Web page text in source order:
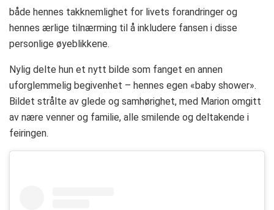
både hennes takknemlighet for livets forandringer og
hennes ærlige tilnærming til å inkludere fansen i disse
personlige øyeblikkene.
Nylig delte hun et nytt bilde som fanget en annen
uforglemmelig begivenhet – hennes egen «baby shower».
Bildet strålte av glede og samhørighet, med Marion omgitt
av nære venner og familie, alle smilende og deltakende i
feiringen.